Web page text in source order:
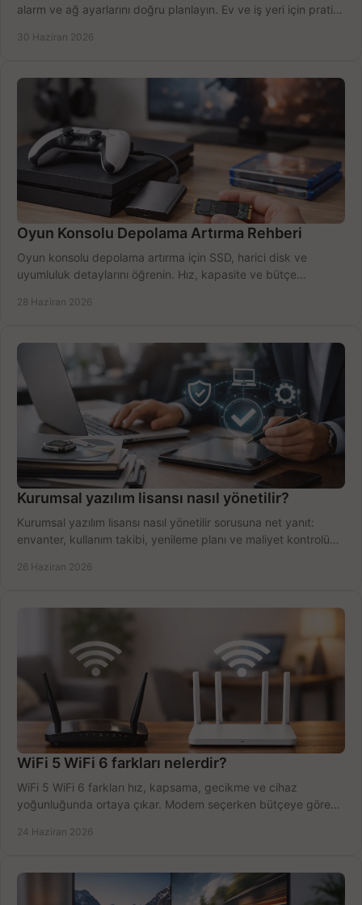
alarm ve ağ ayarlarını doğru planlayın. Ev ve iş yeri için pratik
30 Haziran 2026
Oyun Konsolu Depolama Artırma Rehberi
Oyun konsolu depolama artırma için SSD, harici disk ve
uyumluluk detaylarını öğrenin. Hız, kapasite ve bütçe
28 Haziran 2026
Kurumsal yazılım lisansı nasıl yönetilir?
Kurumsal yazılım lisansı nasıl yönetilir sorusuna net yanıt:
envanter, kullanım takibi, yenileme planı ve maliyet kontrolü
26 Haziran 2026
WiFi 5 WiFi 6 farkları nelerdir?
WiFi 5 WiFi 6 farkları hız, kapsama, gecikme ve cihaz
yoğunluğunda ortaya çıkar. Modem seçerken bütçeye göre
24 Haziran 2026